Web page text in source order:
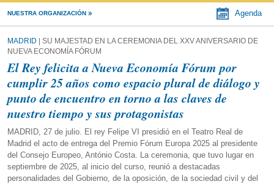
NUESTRA ORGANIZACIÓN Agenda
MADRID | SU MAJESTAD EN LA CEREMONIA DEL XXV ANIVERSARIO DE
NUEVA ECONOMÍA FÓRUM
El Rey felicita a Nueva Economía Fórum por
cumplir 25 años como espacio plural de diálogo y
punto de encuentro en torno a las claves de
nuestro tiempo y sus protagonistas
MADRID, 27 de julio. El rey Felipe VI presidió en el Teatro Real de
Madrid el acto de entrega del Premio Fórum Europa 2025 al presidente
del Consejo Europeo, António Costa. La ceremonia, que tuvo lugar en
septiembre de 2025, al inicio del curso, reunió a destacadas
personalidades del Gobierno, de la oposición, de la sociedad civil y del